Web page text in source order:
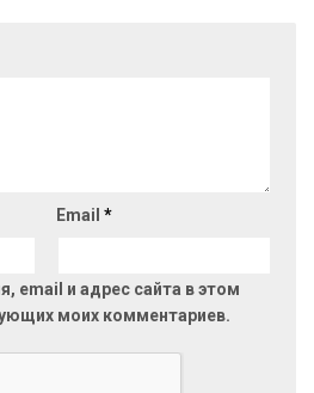
Email *
email и адрес сайта в этом
моих комментариев.